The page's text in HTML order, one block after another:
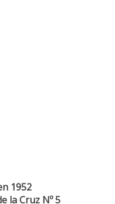
1952
la Cruz Nº 5